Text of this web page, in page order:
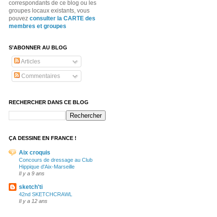
correspondants de ce blog ou les
groupes locaux existants, vous
pouvez consulter la CARTE des
membres et groupes
S’ABONNER AU BLOG
Articles
Commentaires
RECHERCHER DANS CE BLOG
ÇA DESSINE EN FRANCE !
Aix croquis
Concours de dressage au Club
Hippique d'Aix-Marseille
Il y a 9 ans
sketch'ti
42nd SKETCHCRAWL
Il y a 12 ans